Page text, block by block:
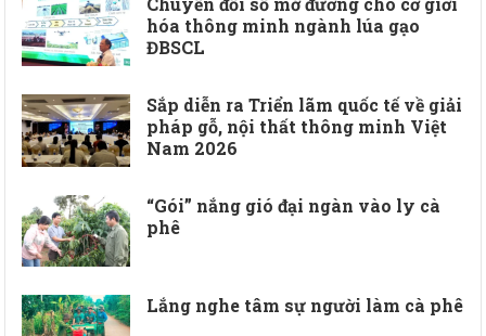
hóa thông minh ngành lúa gạo
ĐBSCL
Sắp diễn ra Triển lãm quốc tế về giải
pháp gỗ, nội thất thông minh Việt
Nam 2026
“Gói” nắng gió đại ngàn vào ly cà
phê
Lắng nghe tâm sự người làm cà phê